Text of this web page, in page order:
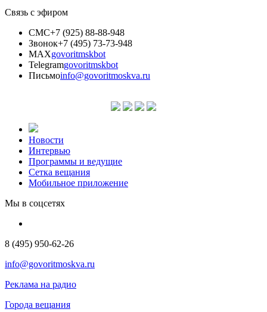
Связь с эфиром
СМС+7 (925) 88-88-948
Звонок+7 (495) 73-73-948
MAXgovoritmskbot
Telegramgovoritmskbot
Письмоinfo@govoritmoskva.ru
Новости
Интервью
Программы и ведущие
Сетка вещания
Мобильное приложение
Мы в соцсетях
8 (495) 950-62-26
info@govoritmoskva.ru
Реклама на радио
Города вещания